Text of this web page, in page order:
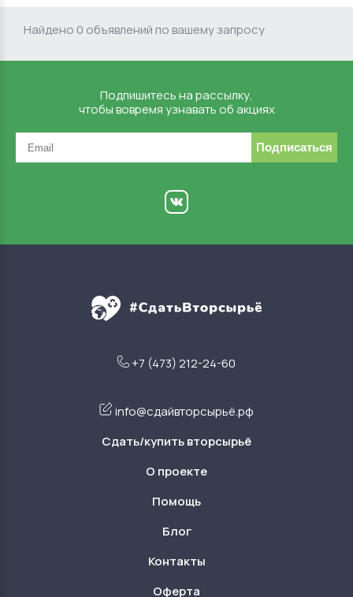
Найдено 0 объявлений по вашему запросу
Подпишитесь на рассылку,
чтобы вовремя узнавать об акциях
Подписаться
+7 (473) 212-24-60
info@сдайвторсырьё.рф
Сдать/купить вторсырьё
О проекте
Помощь
Блог
Контакты
Оферта